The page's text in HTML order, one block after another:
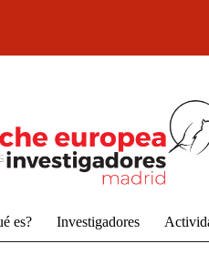
es? Investigadores